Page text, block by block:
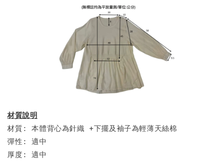
材質說明
材質: 本體背心為針織 +下擺及袖子為輕薄天絲棉
彈性: 適中
厚度: 適中